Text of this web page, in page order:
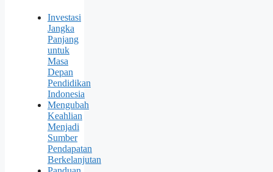
Investasi
Jangka
Panjang
untuk
Masa
Depan
Pendidikan
Indonesia
Mengubah
Keahlian
Menjadi
Sumber
Pendapatan
Berkelanjutan